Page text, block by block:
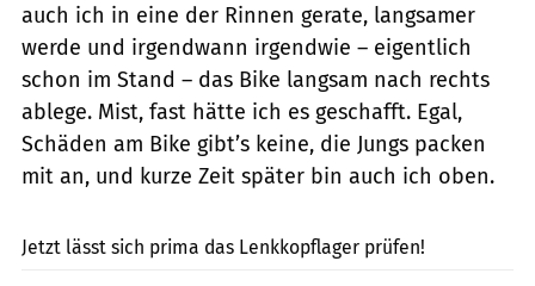
auch ich in eine der Rinnen gerate, langsamer
werde und irgendwann irgendwie – eigentlich
schon im Stand – das Bike langsam nach rechts
ablege. Mist, fast hätte ich es geschafft. Egal,
Schäden am Bike gibt’s keine, die Jungs packen
mit an, und kurze Zeit später bin auch ich oben.
Jetzt lässt sich prima das Lenkkopflager prüfen!